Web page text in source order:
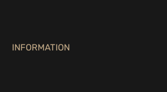
INFORMATION